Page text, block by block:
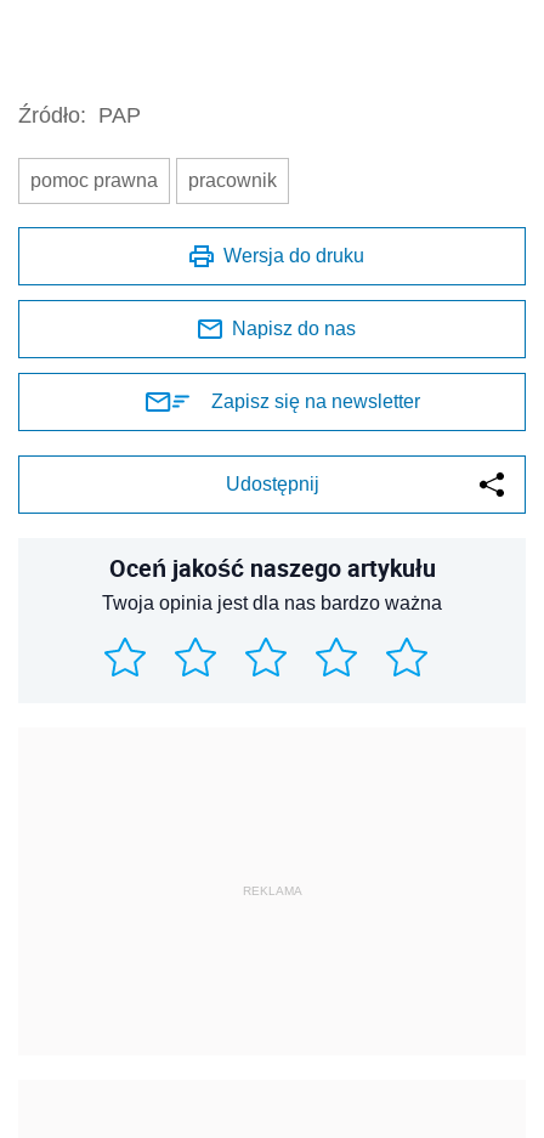
Źródło: PAP
pomoc prawna pracownik
Wersja do druku
Napisz do nas
Zapisz się na newsletter
Udostępnij
Oceń jakość naszego artykułu
Twoja opinia jest dla nas bardzo ważna
REKLAMA